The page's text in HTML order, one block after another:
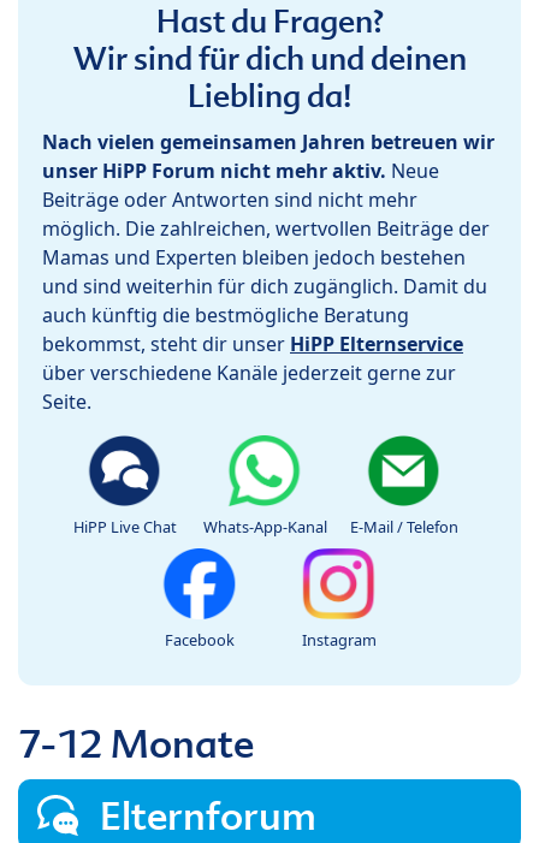
Hast du Fragen?
Wir sind für dich und deinen
Liebling da!
Nach vielen gemeinsamen Jahren betreuen wir
unser HiPP Forum nicht mehr aktiv. Neue
Beiträge oder Antworten sind nicht mehr
möglich. Die zahlreichen, wertvollen Beiträge der
Mamas und Experten bleiben jedoch bestehen
und sind weiterhin für dich zugänglich. Damit du
auch künftig die bestmögliche Beratung
bekommst, steht dir unser HiPP Elternservice
über verschiedene Kanäle jederzeit gerne zur
Seite.
HiPP Live Chat Whats-App-Kanal E-Mail / Telefon
Facebook Instagram
7-12 Monate
Elternforum